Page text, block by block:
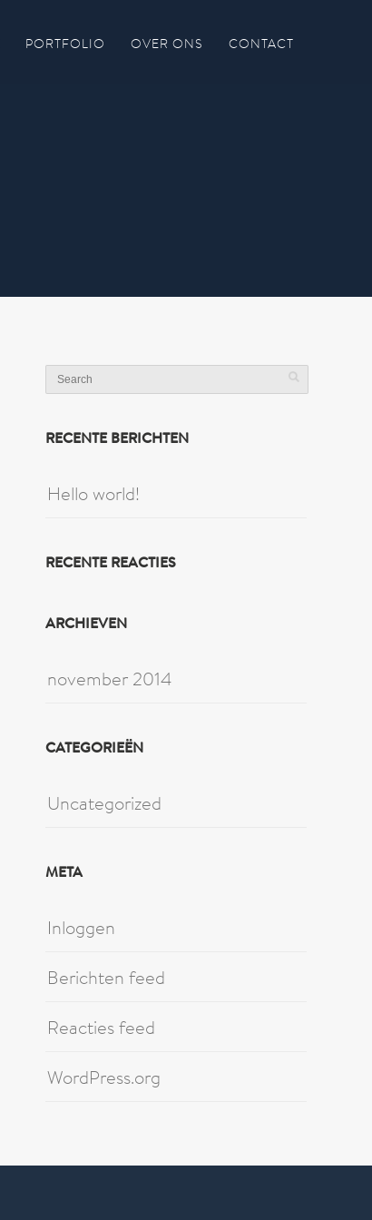
PORTFOLIO OVER ONS CONTACT
RECENTE BERICHTEN
Hello world!
RECENTE REACTIES
ARCHIEVEN
november 2014
CATEGORIEËN
Uncategorized
META
Inloggen
Berichten feed
Reacties feed
WordPress.org